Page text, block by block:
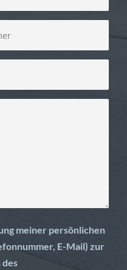
meiner persönlichen
E-Mail) zur
des